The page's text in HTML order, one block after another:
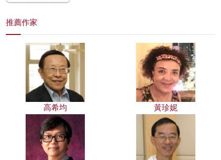
推薦作家
高希均 黃珍妮